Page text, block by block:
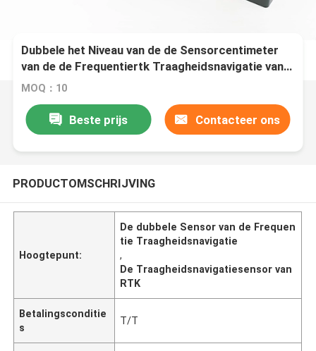
Dubbele het Niveau van de de Sensorcentimeter
van de de Frequentiertk Traagheidsnavigatie van
IMU het Plaatsen dubbel-
MOQ：10
Beste prijs Contacteer ons
PRODUCTOMSCHRIJVING
Hoogtepunt:
De dubbele Sensor van de Frequen
tie Traagheidsnavigatie
,
De Traagheidsnavigatiesensor van
RTK
Betalingsconditie
s
T/T